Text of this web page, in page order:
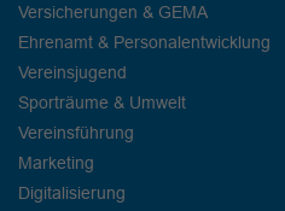
Versicherungen & GEMA
Ehrenamt & Personalentwicklung
Vereinsjugend
Sporträume & Umwelt
Vereinsführung
Marketing
Digitalisierung